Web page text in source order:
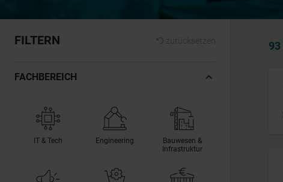
FILTERN zurücksetzen
FACHBEREICH
IT & Tech Engineering
Bauwesen &
Infrastruktur
93